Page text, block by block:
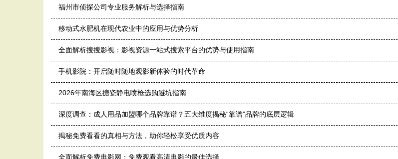
福州市侦探公司专业服务解析与选择指南
移动式水肥机在现代农业中的应用与优势分析
全面解析搜搜影视：影视资源一站式搜索平台的优势与使用指南
手机影院：开启随时随地观影新体验的时代革命
2026年南海区搪瓷静电喷枪选购避坑指南
深度调查：成人用品加盟哪个品牌靠谱？五大维度揭秘“靠谱”品牌的底层逻辑
揭秘免费看看的真相与方法，助你轻松享受优质内容
全面解析免费电影网：免费观看高清电影的最佳选择